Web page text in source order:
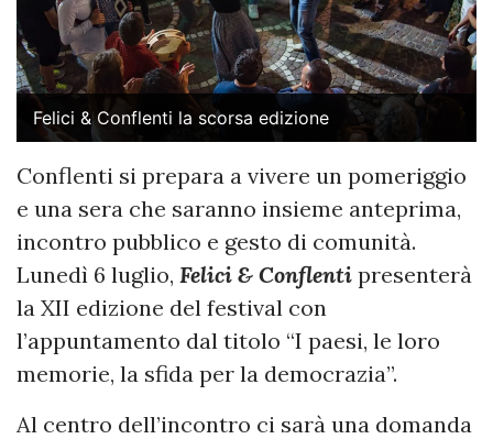
Felici & Conflenti la scorsa edizione
Conflenti si prepara a vivere un pomeriggio
e una sera che saranno insieme anteprima,
incontro pubblico e gesto di comunità.
Lunedì 6 luglio, Felici & Conflenti presenterà
la XII edizione del festival con
l’appuntamento dal titolo “I paesi, le loro
memorie, la sfida per la democrazia”.
Al centro dell’incontro ci sarà una domanda